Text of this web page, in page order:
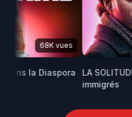
68K vues
la Diaspora
LA SOLITUDE :
immigrés